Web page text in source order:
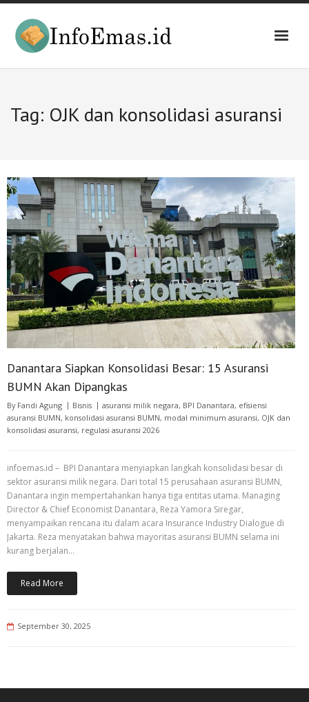
Skip
content
Tag: OJK dan konsolidasi asuransi
Danantara Siapkan Konsolidasi Besar: 15 Asuransi
BUMN Akan Dipangkas
By Fandi Agung Bisnis asuransi milik negara, BPI Danantara, efisiensi
asuransi BUMN, konsolidasi asuransi BUMN, modal minimum asuransi, OJK dan
konsolidasi asuransi, regulasi asuransi 2026
infoemas.id – BPI Danantara menyiapkan langkah konsolidasi besar di
sektor asuransi milik negara. Dari total 15 perusahaan asuransi BUMN,
Danantara ingin mempertahankan hanya tiga entitas utama. Managing
Director & Chief Economist Danantara, Reza Yamora Siregar,
menyampaikan rencana itu dalam acara Insurance Industry Dialogue di
Jakarta. Reza menyatakan bahwa mayoritas asuransi BUMN selama ini
kurang berjalan…
Read More
September 30, 2025